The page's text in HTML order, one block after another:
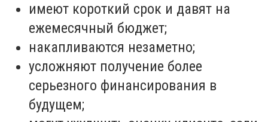
имеют короткий срок и давят на
ежемесячный бюджет;
накапливаются незаметно;
усложняют получение более
серьезного финансирования в
будущем;